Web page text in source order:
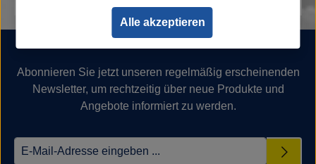
Newsletter
Abonnieren Sie jetzt unseren regelmäßig erscheinenden
Newsletter, um rechtzeitig über neue Produkte und
Angebote informiert zu werden.
Alle akzeptieren